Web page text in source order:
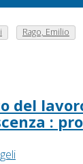
Rago, Emilio
del
: